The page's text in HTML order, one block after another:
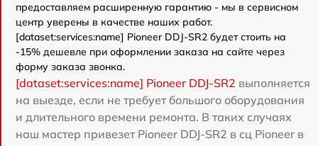
предоставляем расширенную гарантию - мы в сервисном
центр уверены в качестве наших работ.
[dataset:services:name] Pioneer DDJ-SR2 будет стоить на
-15% дешевле при оформлении заказа на сайте через
форму заказа звонка.
[dataset:services:name] Pioneer DDJ-SR2 выполняется
на выезде, если не требует большого оборудования
и длительного времени ремонта. В таких случаях
наш мастер привезет Pioneer DDJ-SR2 в сц Pioneer в